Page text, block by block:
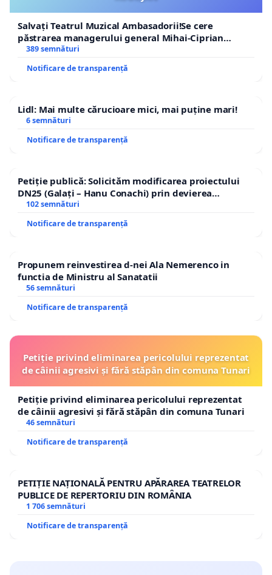
Salvați Teatrul Muzical Ambasadorii!Se cere
păstrarea managerului general Mihai-Ciprian
ROGOJAN
389 semnături
Notificare de transparență
Lidl: Mai multe cărucioare mici, mai puține mari!
6 semnături
Notificare de transparență
Petiție publică: Solicităm modificarea proiectului
DN25 (Galați – Hanu Conachi) prin devierea
traseului în afara localităților!
102 semnături
Notificare de transparență
Propunem reinvestirea d-nei Ala Nemerenco in
functia de Ministru al Sanatatii
56 semnături
Notificare de transparență
Petiție privind eliminarea pericolului reprezentat
de câinii agresivi și fără stăpân din comuna Tunari
Petiție privind eliminarea pericolului reprezentat
de câinii agresivi și fără stăpân din comuna Tunari
46 semnături
Notificare de transparență
PETIȚIE NAȚIONALĂ PENTRU APĂRAREA TEATRELOR
PUBLICE DE REPERTORIU DIN ROMÂNIA
1 706 semnături
Notificare de transparență